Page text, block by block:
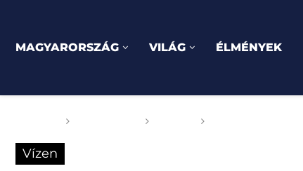
MAGYARORSZÁG VILÁG ÉLMÉNYEK
Vízen